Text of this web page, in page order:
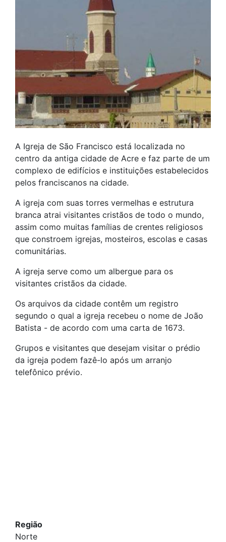
A Igreja de São Francisco está localizada no
centro da antiga cidade de Acre e faz parte de um
complexo de edifícios e instituições estabelecidos
pelos franciscanos na cidade.
A igreja com suas torres vermelhas e estrutura
branca atrai visitantes cristãos de todo o mundo,
assim como muitas famílias de crentes religiosos
que constroem igrejas, mosteiros, escolas e casas
comunitárias.
A igreja serve como um albergue para os
visitantes cristãos da cidade.
Os arquivos da cidade contêm um registro
segundo o qual a igreja recebeu o nome de João
Batista - de acordo com uma carta de 1673.
Grupos e visitantes que desejam visitar o prédio
da igreja podem fazê-lo após um arranjo
telefônico prévio.
Região
Norte